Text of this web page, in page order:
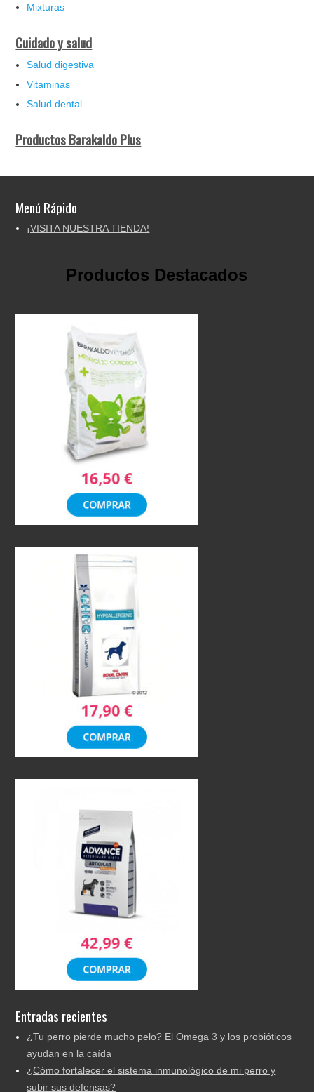
Mixturas
Cuidado y salud
Salud digestiva
Vitaminas
Salud dental
Productos Barakaldo Plus
Menú Rápido
¡VISITA NUESTRA TIENDA!
Productos Destacados
Entradas recientes
¿Tu perro pierde mucho pelo? El Omega 3 y los probióticos
ayudan en la caída
¿Cómo fortalecer el sistema inmunológico de mi perro y
subir sus defensas?